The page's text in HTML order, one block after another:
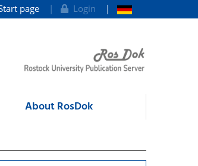
page Login
About RosDok